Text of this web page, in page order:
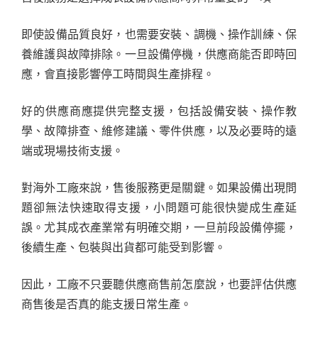
即使設備品質良好，也需要安裝、調機、操作訓練、保
養維護與故障排除。一旦設備停機，供應商能否即時回
應，會直接影響停工時間與生產排程。
好的供應商應提供完整支援，包括設備安裝、操作教
學、故障排查、維修建議、零件供應，以及必要時的遠
端或現場技術支援。
對海外工廠來說，售後服務更是關鍵。如果設備出現問
題卻無法快速取得支援，小問題可能很快變成生產延
誤。尤其成衣產業常有明確交期，一旦前段設備停擺，
後續生產、包裝與出貨都可能受到影響。
因此，工廠不只要聽供應商售前怎麼說，也要評估供應
商售後是否真的能支援日常生產。